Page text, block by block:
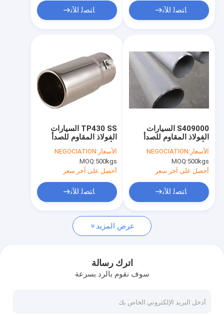
منتجات
معلومات عنا
جولة في المعمل
اطلب اقتباس
دقة صلب الذى لا يصدأ أنبوب
الأنابيب الملحومة من الفولاذ المقاوم للصدأ
صلب الذى لا يصدأ حرارة مبدل أنبوب
SS الأنابيب الهيدروليكية
ﺎﺘﺼﻟ ﺍﻶﻧ ﺎﺘﺼﻟ ﺍﻶﻧ
TP430 SS السيارات
الفولاذ المقاوم للصدأ
للغلاية / مبادل حراري
الأسعار:NEGOCIATION
MOQ:500kgs
أحصل على آخر سعر
ﺎﺘﺼﻟ ﺍﻶﻧ
S409000 السيارات
الفولاذ المقاوم للصدأ
الأنابيب جولة الشكل
صلابة عالية مع ليونة جيدة
الأسعار:NEGOCIATION
MOQ:500kgs
أحصل على آخر سعر
ﺎﺘﺼﻟ ﺍﻶﻧ
عرض المزيد
اترك رسالة
سوف نقوم بالرد بسرعة